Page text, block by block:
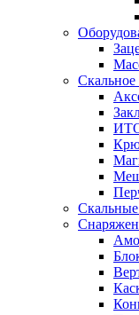
Скальное